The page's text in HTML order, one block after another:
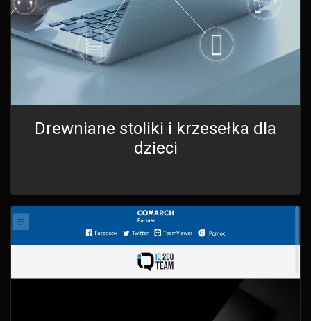
Drewniane stoliki i krzesełka dla
dzieci